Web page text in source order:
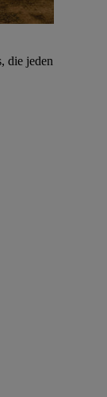
die jeden